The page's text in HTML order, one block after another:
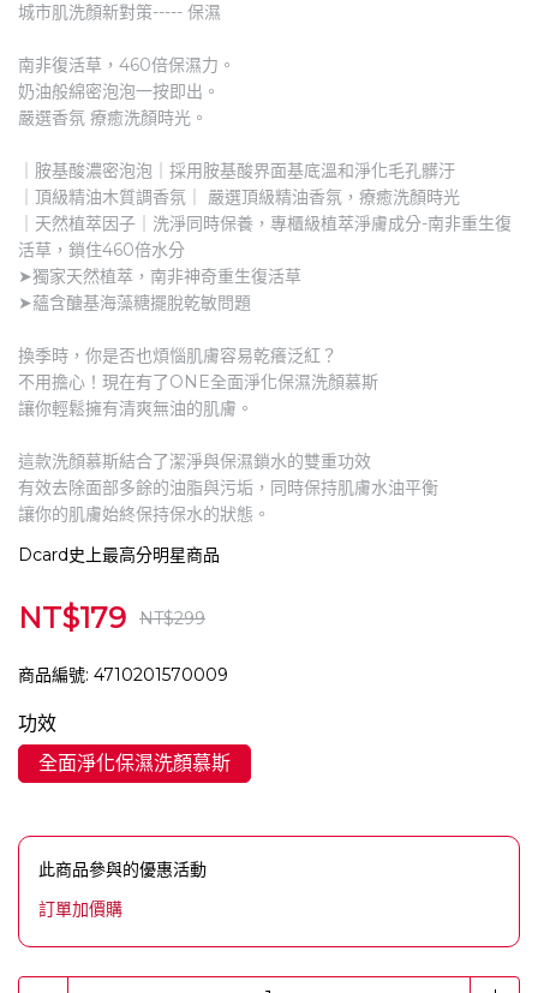
城市肌洗顏新對策----- 保濕
南非復活草，460倍保濕力。
奶油般綿密泡泡一按即出。
嚴選香氛 療癒洗顏時光。
｜胺基酸濃密泡泡｜採用胺基酸界面基底溫和淨化毛孔髒汙
｜頂級精油木質調香氛｜ 嚴選頂級精油香氛，療癒洗顏時光
｜天然植萃因子｜洗淨同時保養，專櫃級植萃淨膚成分-南非重生復
活草，鎖住460倍水分
➤獨家天然植萃，南非神奇重生復活草
➤蘊含醣基海藻糖擺脫乾敏問題
換季時，你是否也煩惱肌膚容易乾癢泛紅？
不用擔心！現在有了ONE全面淨化保濕洗顏慕斯
讓你輕鬆擁有清爽無油的肌膚。
這款洗顏慕斯結合了潔淨與保濕鎖水的雙重功效
有效去除面部多餘的油脂與污垢，同時保持肌膚水油平衡
讓你的肌膚始終保持保水的狀態。
Dcard史上最高分明星商品
NT$179 NT$299
商品編號: 4710201570009
功效
全面淨化保濕洗顏慕斯
此商品參與的優惠活動
訂單加價購